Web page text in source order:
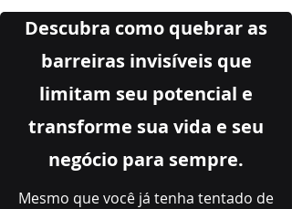
Descubra como quebrar as
barreiras invisíveis que
limitam seu potencial e
transforme sua vida e seu
negócio para sempre.
Mesmo que você já tenha tentado de